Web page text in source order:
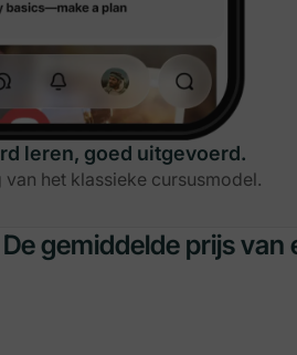
leren, goed uitgevoerd.
het klassieke cursusmodel.
De gemiddelde prijs